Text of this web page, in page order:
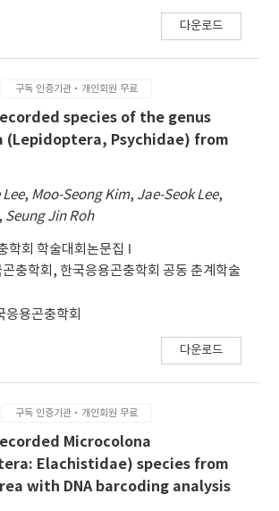
다운로드
구독 인증기관·개인회원 무료
species of the genus
(Lepidoptera, Psychidae) from
, Moo-Seong Kim, Jae-Seok Lee,
Seung Jin Roh
학회 학술대회논문집
충학회, 한국응용곤충학회 공동 춘계학술
응용곤충학회
다운로드
구독 인증기관·개인회원 무료
Microcolona
Elachistidae) species from
with DNA barcoding analysis